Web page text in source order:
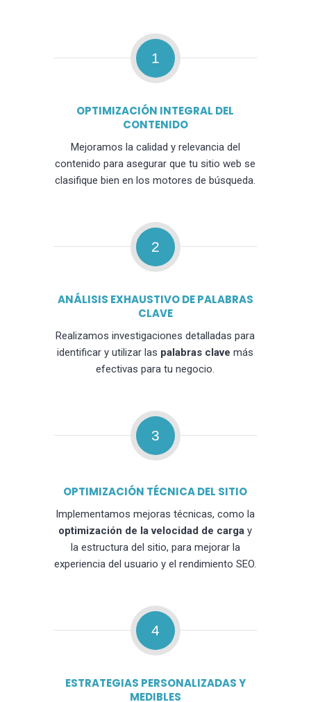
1
OPTIMIZACIÓN INTEGRAL DEL
CONTENIDO
Mejoramos la calidad y relevancia del
contenido para asegurar que tu sitio web se
clasifique bien en los motores de búsqueda.
2
ANÁLISIS EXHAUSTIVO DE PALABRAS
CLAVE
Realizamos investigaciones detalladas para
identificar y utilizar las palabras clave más
efectivas para tu negocio.
3
OPTIMIZACIÓN TÉCNICA DEL SITIO
Implementamos mejoras técnicas, como la
optimización de la velocidad de carga y
la estructura del sitio, para mejorar la
experiencia del usuario y el rendimiento SEO.
4
ESTRATEGIAS PERSONALIZADAS Y
MEDIBLES